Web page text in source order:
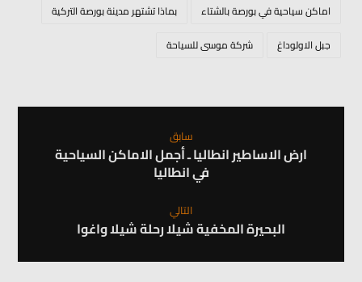
اماكن سياحية في بورصة بالشتاء
بماذا تشتهر مدينة بورصة التركية
جبل الاولوداغ
شركة موسى للسياحة
سابق
ارض الاساطير انطاليا ـ أجمل الاماكن السياحية
في انطاليا
التالي
البحيرة المخفية شيلا رحلة شيلا واغوا